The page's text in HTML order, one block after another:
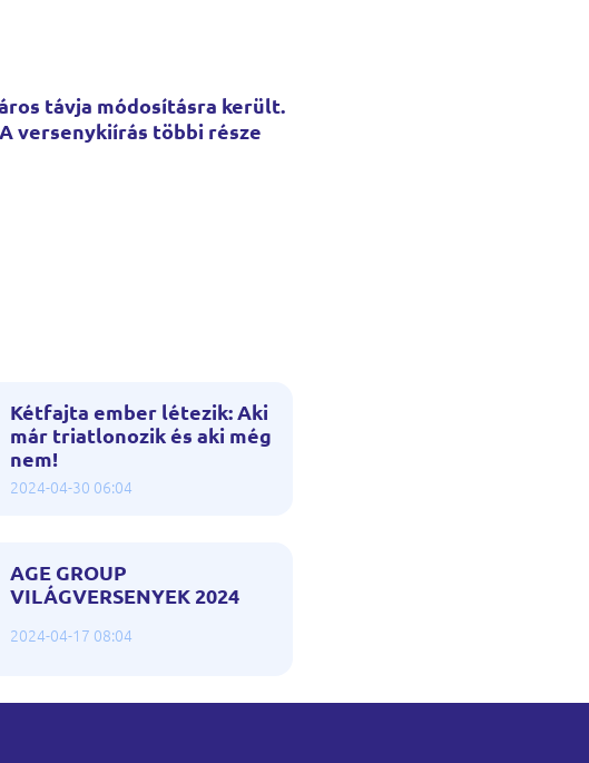
távja módosításra került.
versenykiírás többi része
Kétfajta ember létezik: Aki
már triatlonozik és aki még
nem!
2024-04-30 06:04
AGE GROUP
VILÁGVERSENYEK 2024
2024-04-17 08:04